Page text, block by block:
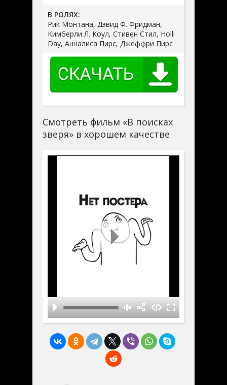
В РОЛЯХ:
Рик Монтана, Дэвид Ф. Фридман,
Кимберли Л. Коул, Стивен Стил, Holli
Day, Анналиса Пирс, Джеффри Пирс
Смотреть фильм «В поисках
зверя» в хорошем качестве